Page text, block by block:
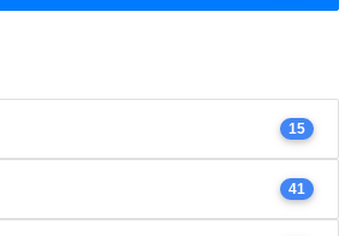
15
41